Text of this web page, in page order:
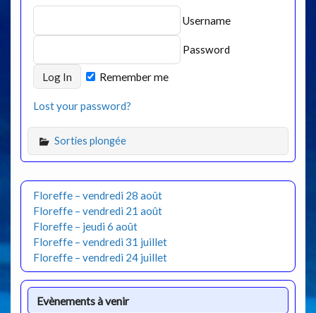
Username
Password
Remember me
Lost your password?
Sorties plongée
Floreffe – vendredi 28 août
Floreffe – vendredi 21 août
Floreffe – jeudi 6 août
Floreffe – vendredi 31 juillet
Floreffe – vendredi 24 juillet
Evènements à venir